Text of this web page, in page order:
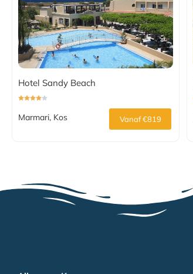
Hotel Sandy Beach
Marmari, Kos Vanaf €819